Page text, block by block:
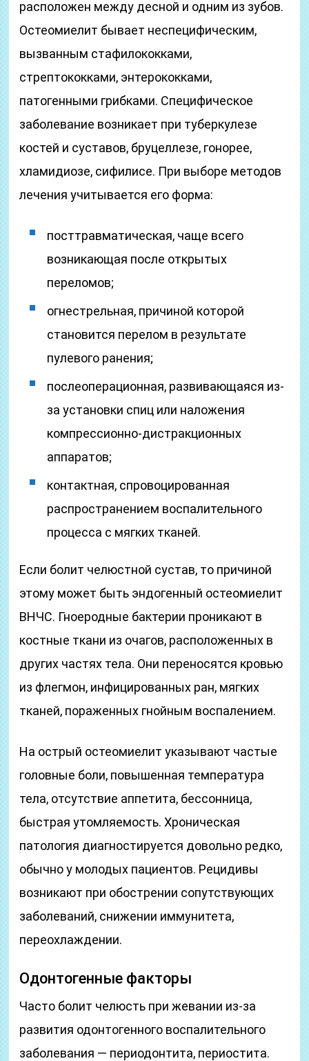
расположен между десной и одним из зубов.
Остеомиелит бывает неспецифическим,
вызванным стафилококками,
стрептококками, энтерококками,
патогенными грибками. Специфическое
заболевание возникает при туберкулезе
костей и суставов, бруцеллезе, гонорее,
хламидиозе, сифилисе. При выборе методов
лечения учитывается его форма:
посттравматическая, чаще всего
возникающая после открытых
переломов;
огнестрельная, причиной которой
становится перелом в результате
пулевого ранения;
послеоперационная, развивающаяся из-
за установки спиц или наложения
компрессионно-дистракционных
аппаратов;
контактная, спровоцированная
распространением воспалительного
процесса с мягких тканей.
Если болит челюстной сустав, то причиной
этому может быть эндогенный остеомиелит
ВНЧС. Гноеродные бактерии проникают в
костные ткани из очагов, расположенных в
других частях тела. Они переносятся кровью
из флегмон, инфицированных ран, мягких
тканей, пораженных гнойным воспалением.
На острый остеомиелит указывают частые
головные боли, повышенная температура
тела, отсутствие аппетита, бессонница,
быстрая утомляемость. Хроническая
патология диагностируется довольно редко,
обычно у молодых пациентов. Рецидивы
возникают при обострении сопутствующих
заболеваний, снижении иммунитета,
переохлаждении.
Одонтогенные факторы
Часто болит челюсть при жевании из-за
развития одонтогенного воспалительного
заболевания — периодонтита, периостита.